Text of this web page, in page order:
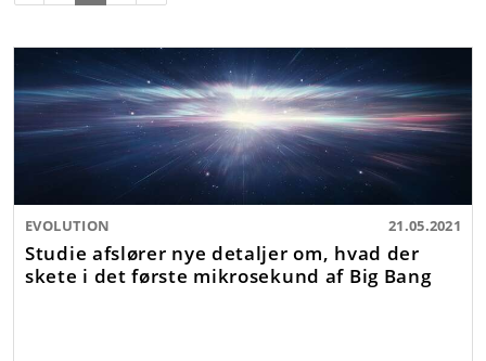
EVOLUTION 21.05.2021
Studie afslører nye detaljer om, hvad der
skete i det første mikrosekund af Big Bang